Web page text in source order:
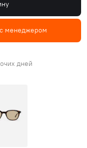
с менеджером
дней